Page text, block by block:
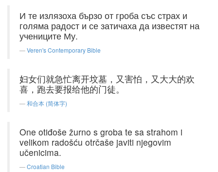
И те излязоха бързо от гроба със страх и
голяма радост и се затичаха да известят на
учениците Му.
Veren's Contemporary Bible
妇女们就急忙离开坟墓，又害怕，又大大的欢
喜，跑去要报给他的门徒。
和合本 (简体字)
One otiđoše žurno s groba te sa strahom i
velikom radošću otrčaše javiti njegovim
učenicima.
Croatian Bible